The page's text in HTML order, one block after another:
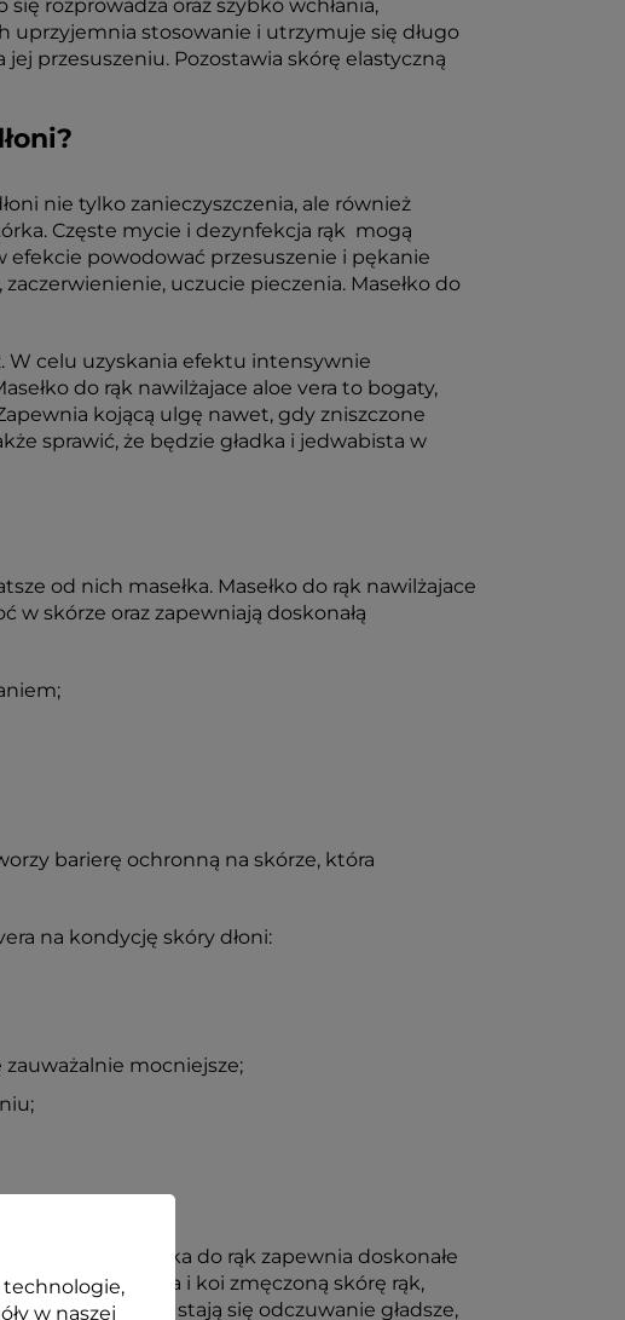
rozprowadza oraz szybko wchłania,
uprzyjemnia stosowanie i utrzymuje się długo
przesuszeniu. Pozostawia skórę elastyczną
nie tylko zanieczyszczenia, ale również
Częste mycie i dezynfekcja rąk mogą
efekcie powodować przesuszenie i pękanie
uczucie pieczenia. Masełko do
W celu uzyskania efektu intensywnie
do rąk nawilżajace aloe vera to bogaty,
kojącą ulgę nawet, gdy zniszczone
sprawić, że będzie gładka i jedwabista w
od nich masełka. Masełko do rąk nawilżajace
w skórze oraz zapewniają doskonałą
barierę ochronną na skórze, która
na kondycję skóry dłoni:
mocniejsze;
formuła masełka do rąk zapewnia doskonałe
uspokaja i koi zmęczoną skórę rąk,
dłonie stają się odczuwanie gładsze,
technologie,
w naszej